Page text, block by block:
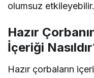
olumsuz etkileyebilir.
Hazır
İçeriği
Hazır çorbaların